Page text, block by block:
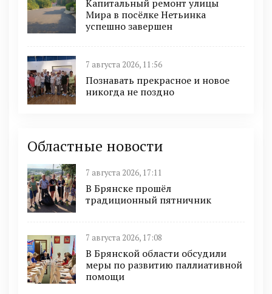
Капитальный ремонт улицы
Мира в посёлке Нетьинка
успешно завершен
7 августа 2026, 11:56
Познавать прекрасное и новое
никогда не поздно
Областные новости
7 августа 2026, 17:11
В Брянске прошёл
традиционный пятничник
7 августа 2026, 17:08
В Брянской области обсудили
меры по развитию паллиативной
помощи